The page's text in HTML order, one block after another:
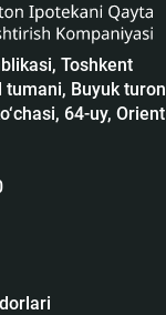
Toshkent
tumani, Buyuk turon
64-uy, Orient